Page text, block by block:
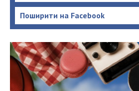
Поширити на Facebook